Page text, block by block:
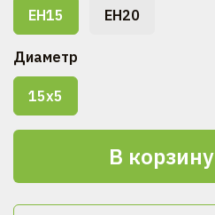
В корзину
ЕН15 ЕН20
Диаметр
15х5